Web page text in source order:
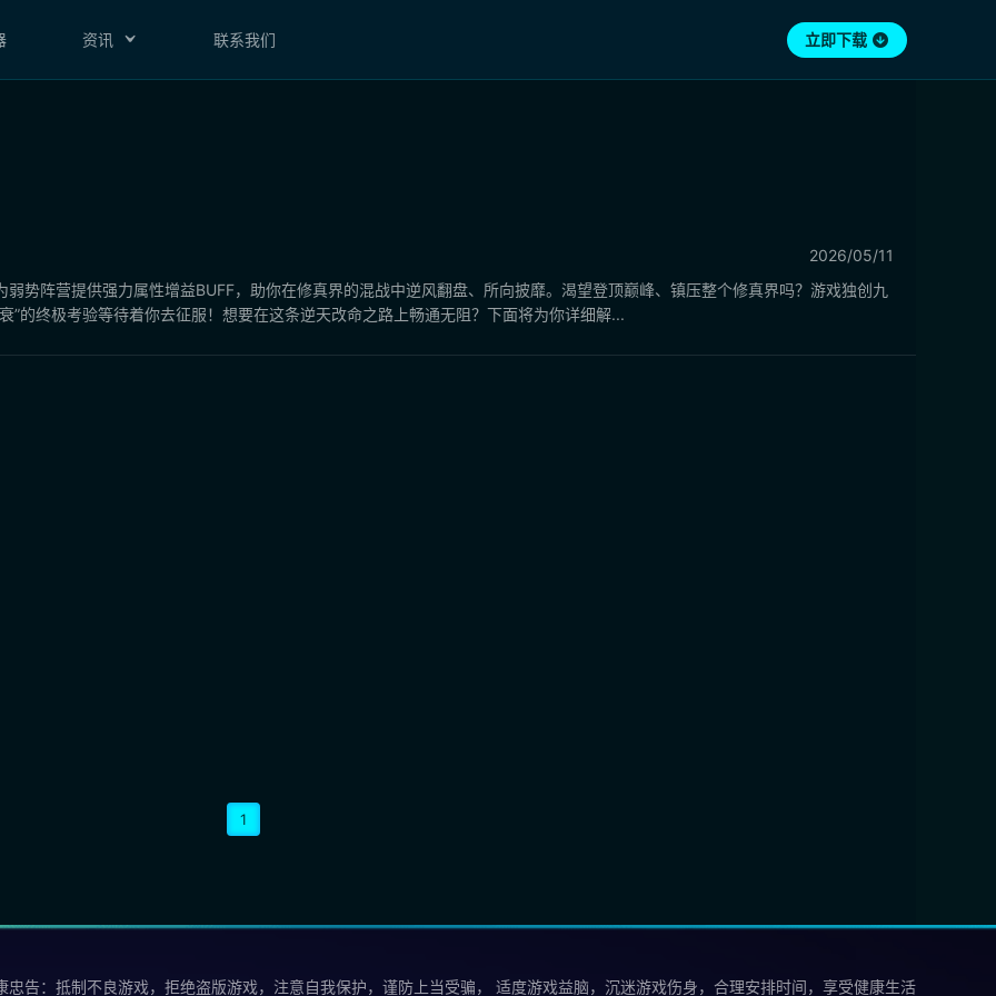
资讯 联系我们 立即下载
2026/05/11
势阵营提供强力属性增益BUFF，助你在修真界的混战中逆风翻盘、所向披靡。渴望登顶巅峰、镇压整个修真界吗？游戏独创九
”的终极考验等待着你去征服！想要在这条逆天改命之路上畅通无阻？下面将为你详细解...
1
忠告：抵制不良游戏，拒绝盗版游戏，注意自我保护，谨防上当受骗， 适度游戏益脑，沉迷游戏伤身，合理安排时间，享受健康生活